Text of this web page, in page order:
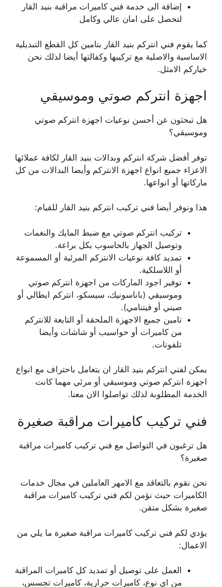
إضافة الى خدمة فني كاميرات مراقبة بنيد القار
لتحصل على امان عالي وكامل
كما يقوم فني انتركم بنيد القار بتامين كل القطع التبديلية
الاساسية والاصلية مع تركيبها وكفالتها أيضا لذلك نحن
خياركم الامثل.
اجهزة انتركم صوتي وموسيقي
هل تبحثون عن أحسن نوعيات اجهزة انتركم صوتي
وموسيقي؟
توفر أفضل شركة انتركم وبدالات بنيد القار لكافة عملائها
الاعزاء جميع انواع اجهزة الانتركم وأيضا البدالات من كل
ماركاتها أو انواعها.
هذا ونوفر أيضا فني تركيب انتركم بنيد القار للقيام:
تركيب انتركم صوتي مع ضبط المايك والنغمات
وتوصيل الجهاز بالحاسوب بكل براعة.
تمديد كافة نوعيات الانتركم المرئية أو المسموعة
أو اللاسلكية.
توفير اجود الماركات من اجهزة انتركم صوتي
وموسيقي (باناسونيك، سيسكو، انتركم ايطالي أو
صيني أو فيتنامي).
تامين جميع الاجهزة الملحقة أو التابعة للانتركم
من كاميرات أو حواسيب أو شاشات وأيضا
تلفونات.
يمكن لفني انتركم بنيد القار ان يتعامل باحتراف مع انواع
اجهزة انتركم صوتي وموسيقي أو مرئي مهما كانت
الخدمة المطلوبة لذلك تواصلوا الان معنا.
فني تركيب كاميرات مراقبة صغيرة
هل ترغبون في التواصل مع فني تركيب كاميرات مراقبة
صغيرة؟
نحن نقوم بالتعاقد مع الامهر العاملين في مجال خدمات
الكاميرات حيث نؤمن لكم فني تركيب كاميرات مراقبة
صغيرة بشكل متقن.
يؤدي لكم فني تركيب كاميرات مراقبة صغيرة ما يلي من
الاعمال:
العمل على توصيل أو تمديد كل كاميرات المراقبة
من اي نوع، كاميرات حرارية، كاميرات تجسس،